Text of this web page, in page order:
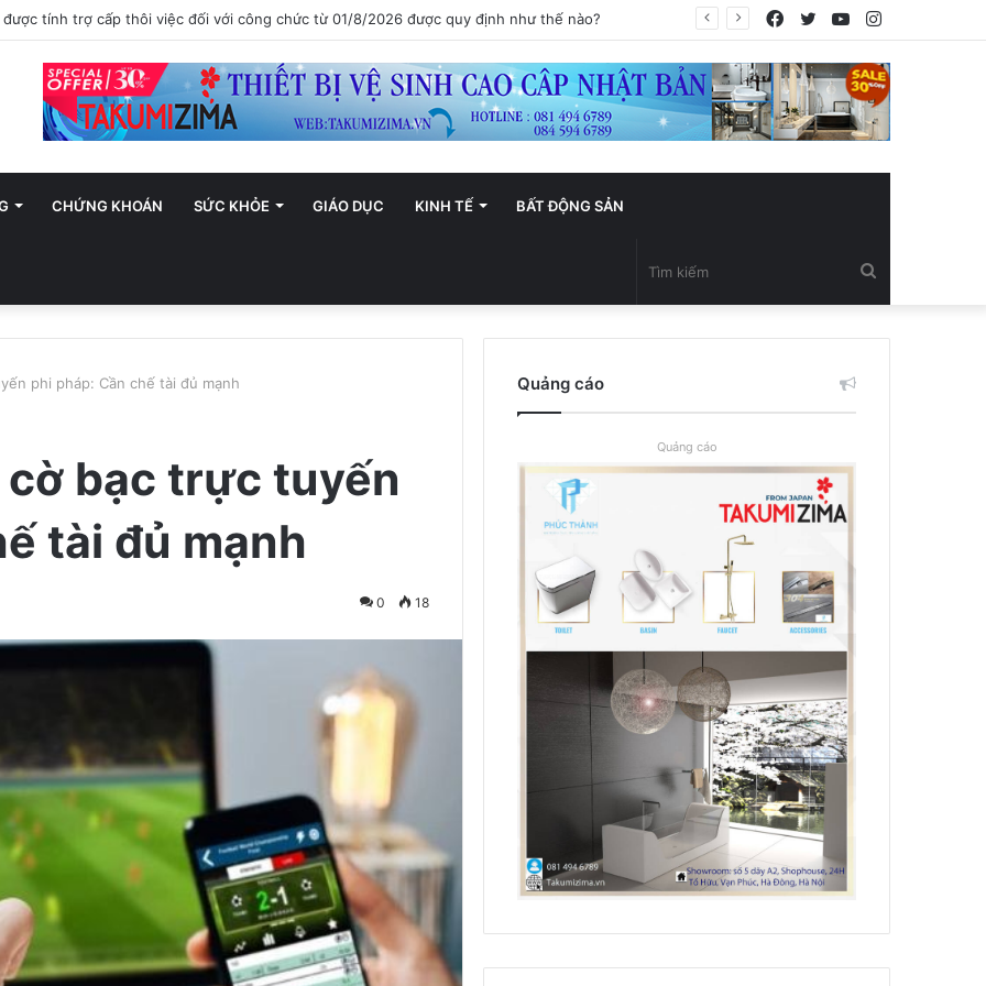
trở thành trung tâm văn hóa và sáng tạo hàng đầu khu vực YouTube
Twitter
Facebook
CHỨNG KHOÁN SỨC KHỎE GIÁO DỤC KINH TẾ BẤT ĐỘNG SẢN
kiếm
phi pháp: Cần chế tài đủ mạnh
cờ bạc trực tuyến
tài đủ mạnh
0 18
Quảng cáo
Quảng cáo